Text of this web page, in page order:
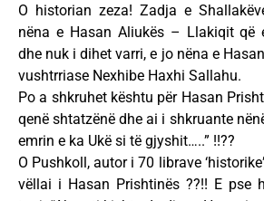
O historian zeza! Zadja e
nëna e Hasan Aliukës – Llakiqit që
dhe nuk i dihet varri, e jo nëna e
vushtrriase Nexhibe Haxhi Sallahu.
Po a shkruhet kështu për Hasan
qenë shtatzënë dhe ai i shkruante
emrin e ka Ukë si të gjyshit…..” !!??
O Pushkoll, autor i 70 librave
vëllai i Hasan Prishtinës ??!! E pse